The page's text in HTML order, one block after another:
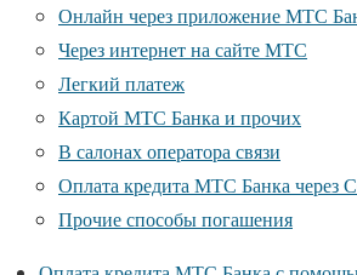
Онлайн через приложение МТС
Через интернет на сайте МТС
Легкий платеж
Картой МТС Банка и прочих
В салонах оператора связи
Оплата кредита МТС Банка через
Прочие способы погашения